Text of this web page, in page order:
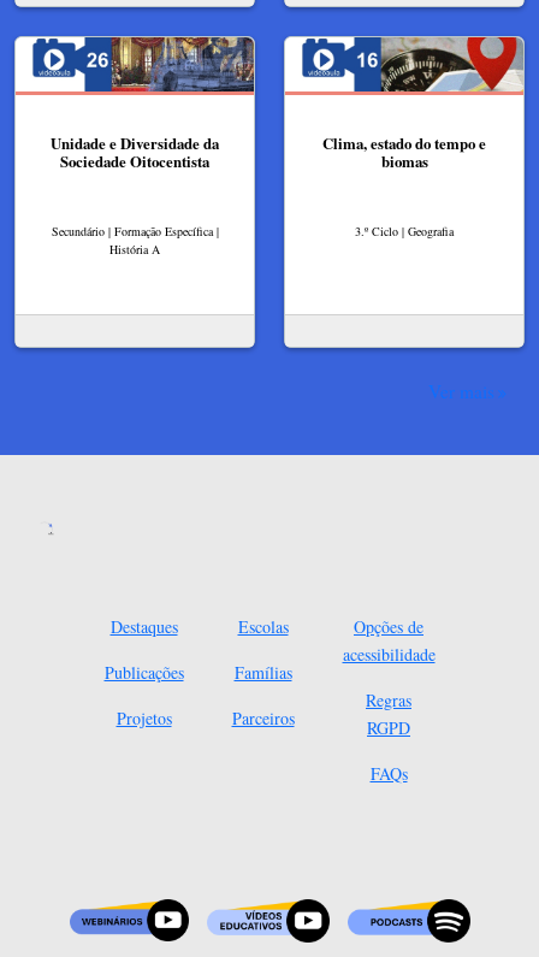
Unidade e Diversidade da
Sociedade Oitocentista
Secundário | Formação Específica |
História A
Clima, estado do tempo e
biomas
3.º Ciclo | Geografia
Ver mais
Destaques
Publicações
Projetos
Escolas
Famílias
Parceiros
Opções de
acessibilidade
Regras
RGPD
FAQs